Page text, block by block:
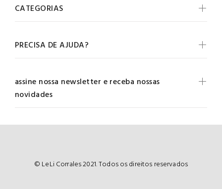
assine nossa newsletter e receba nossas
novidades
CATEGORIAS
PRECISA DE AJUDA?
© LeLi Corrales 2021. Todos os direitos reservados